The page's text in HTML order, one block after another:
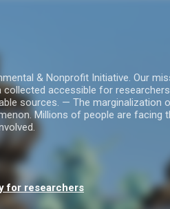
& Nonprofit Initiative. Our
accessible for
sources. — The marginalization
Millions of people are facing
for researchers